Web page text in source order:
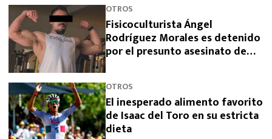
OTROS
Fisicoculturista Ángel
Rodríguez Morales es detenido
por el presunto asesinato de
OTROS
El inesperado alimento favorito
de Isaac del Toro en su estricta
dieta